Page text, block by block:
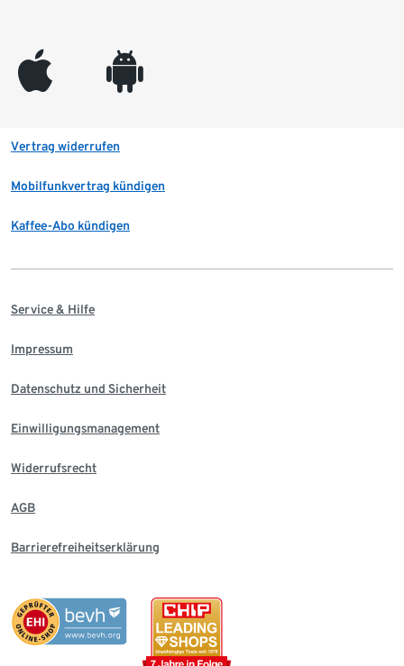
appleinc android
Vertrag widerrufen
Mobilfunkvertrag kündigen
Kaffee-Abo kündigen
Service & Hilfe
Impressum
Datenschutz und Sicherheit
Einwilligungsmanagement
Widerrufsrecht
AGB
Barrierefreiheitserklärung